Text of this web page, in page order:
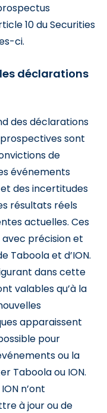
10 du Securities
ci.
déclarations
des déclarations
sont
de
événements
des incertitudes
résultats réels
actuelles. Ces
précision et
Taboola et d’ION.
dans cette
valables qu’à la
apparaissent
pour
ou la
Taboola ou ION.
n’ont
à jour ou de